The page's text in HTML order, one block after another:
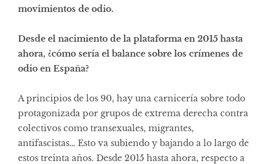
movimientos de odio.
Desde el nacimiento de la plataforma en 2015 hasta
ahora, ¿cómo sería el balance sobre los crímenes de
odio en España?
A principios de los 90, hay una carnicería sobre todo
protagonizada por grupos de extrema derecha contra
colectivos como transexuales, migrantes,
antifascistas… Esto va subiendo y bajando a lo largo de
estos treinta años. Desde 2015 hasta ahora, respecto a